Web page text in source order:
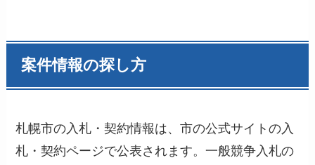
案件情報の探し方
札幌市の入札・契約情報は、市の公式サイトの入
札・契約ページで公表されます。一般競争入札の